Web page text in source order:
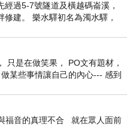
另外有個〞名字〞，
〞當成工具，
經過5-7號隧道及橫越碼崙溪，
修建。 樂水驛初名為濁水驛，
站同名，於1953
只是在做笑果， PO文有題材，
某些事情讓自己的內心--- 感到
音的真理不合 就在眾人面前